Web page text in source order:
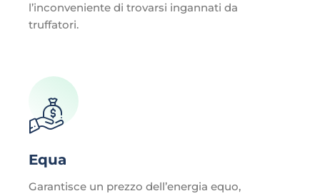
l’inconveniente di trovarsi ingannati da
truffatori.
Equa
Garantisce un prezzo dell’energia equo,